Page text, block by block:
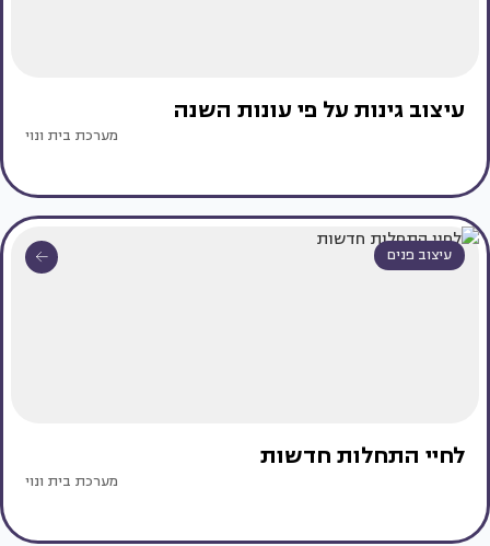
עיצוב גינות על פי עונות השנה
מערכת בית ונוי
עיצוב פנים
לחיי התחלות חדשות
מערכת בית ונוי